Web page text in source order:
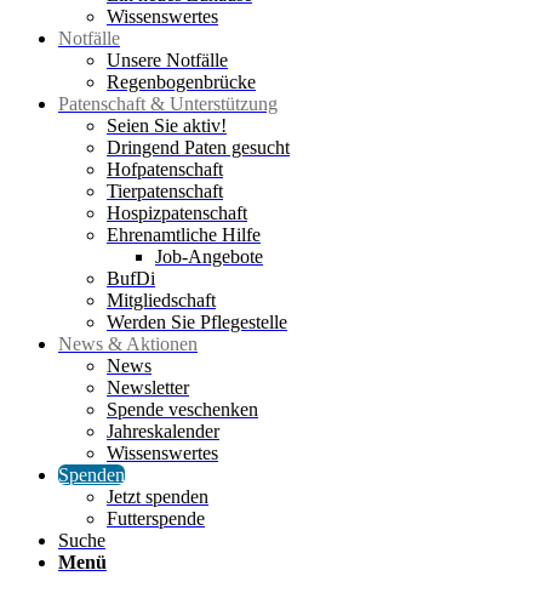
Wissenswertes
Notfälle
Unsere Notfälle
Regenbogenbrücke
Patenschaft & Unterstützung
Seien Sie aktiv!
Dringend Paten gesucht
Hofpatenschaft
Tierpatenschaft
Hospizpatenschaft
Ehrenamtliche Hilfe
Job-Angebote
BufDi
Mitgliedschaft
Werden Sie Pflegestelle
News & Aktionen
News
Newsletter
Spende veschenken
Jahreskalender
Wissenswertes
Spenden
Jetzt spenden
Futterspende
Suche
Menü